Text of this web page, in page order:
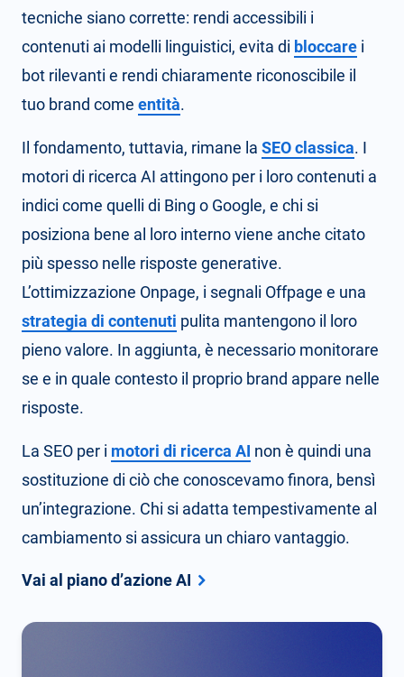
tecniche siano corrette: rendi accessibili i
contenuti ai modelli linguistici, evita di bloccare i
bot rilevanti e rendi chiaramente riconoscibile il
tuo brand come entità.
Il fondamento, tuttavia, rimane la SEO classica. I
motori di ricerca AI attingono per i loro contenuti a
indici come quelli di Bing o Google, e chi si
posiziona bene al loro interno viene anche citato
più spesso nelle risposte generative.
L’ottimizzazione Onpage, i segnali Offpage e una
strategia di contenuti pulita mantengono il loro
pieno valore. In aggiunta, è necessario monitorare
se e in quale contesto il proprio brand appare nelle
risposte.
La SEO per i motori di ricerca AI non è quindi una
sostituzione di ciò che conoscevamo finora, bensì
un’integrazione. Chi si adatta tempestivamente al
cambiamento si assicura un chiaro vantaggio.
Vai al piano d’azione AI